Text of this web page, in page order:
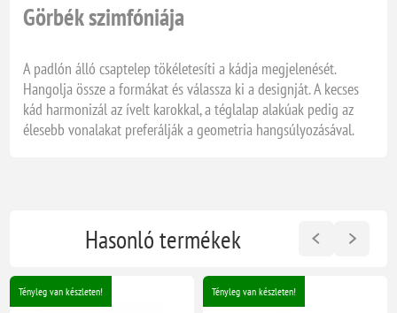
Görbék szimfóniája
A padlón álló csaptelep tökéletesíti a kádja megjelenését.
Hangolja össze a formákat és válassza ki a designját. A kecses
kád harmonizál az ívelt karokkal, a téglalap alakúak pedig az
élesebb vonalakat preferálják a geometria hangsúlyozásával.
Hasonló termékek
Tényleg van készleten! Tényleg van készleten!